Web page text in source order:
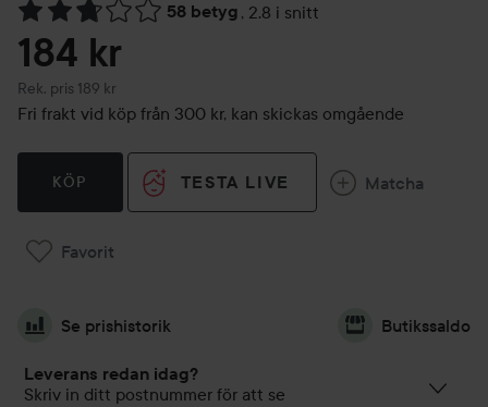
58 betyg , 2.8 i snitt
Hoppa till Betyg & kommentarer
184 kr
Rek. pris 189 kr
Rekommenderat pris 189 kr
Fri frakt vid köp från 300 kr, kan skickas omgående
KÖP TESTA LIVE Matcha
Favorit
Se prishistorik Butikssaldo
Leverans redan idag?
Skriv in ditt postnummer för att se